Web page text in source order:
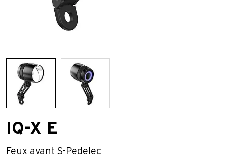
IQ-X E
Feux avant S-Pedelec